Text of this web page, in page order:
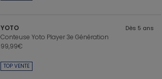
TOP VENTE
YOTO Dès 5 ans
Conteuse Yoto Player 3e Génération
99,99€